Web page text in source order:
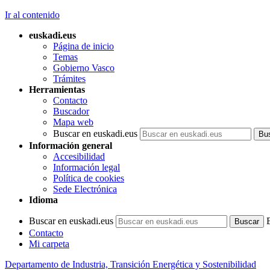
Ir al contenido
euskadi.eus
Página de inicio
Temas
Gobierno Vasco
Trámites
Herramientas
Contacto
Buscador
Mapa web
Buscar en euskadi.eus
Información general
Accesibilidad
Información legal
Política de cookies
Sede Electrónica
Idioma
Buscar en euskadi.eus
Contacto
Mi carpeta
Departamento de Industria, Transición Energética y Sostenibilidad